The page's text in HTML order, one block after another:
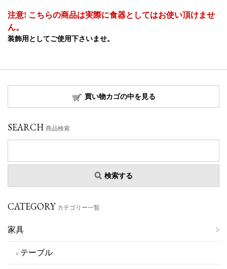
注意! こちらの商品は実際に食器としてはお使い頂けませ
ん。
装飾用としてご使用下さいませ。
買い物カゴの中を見る
SEARCH 商品検索
検索する
CATEGORY カテゴリー一覧
家具
テーブル